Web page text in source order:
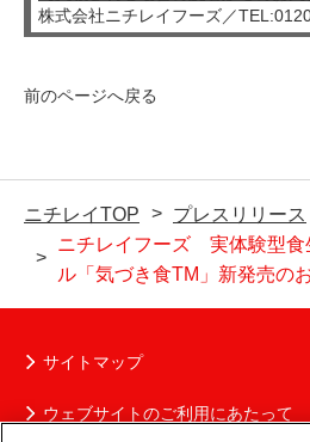
株式会社ニチレイフーズ／
前のページへ戻る
ニチレイTOP
プレスリリース
ニチレイフーズ 実体験型食
ル「気づき食TM」新発売の
サイトマップ
ウェブサイトのご利用にあたって